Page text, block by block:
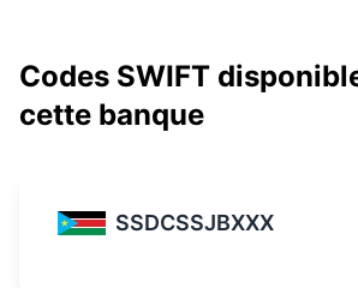
Codes SWIFT
cette banque
SSDCSSJBXXX